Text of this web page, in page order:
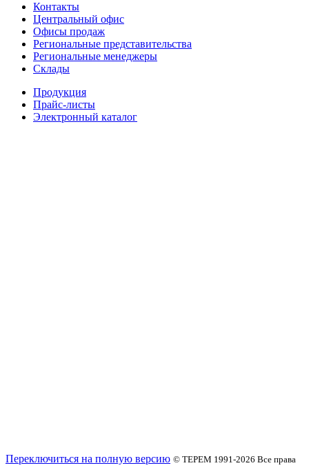
Контакты
Центральный офис
Офисы продаж
Региональные представительства
Региональные менеджеры
Склады
Продукция
Прайс-листы
Электронный каталог
Переключиться на полную версию © ТЕРЕМ 1991-2026 Все права